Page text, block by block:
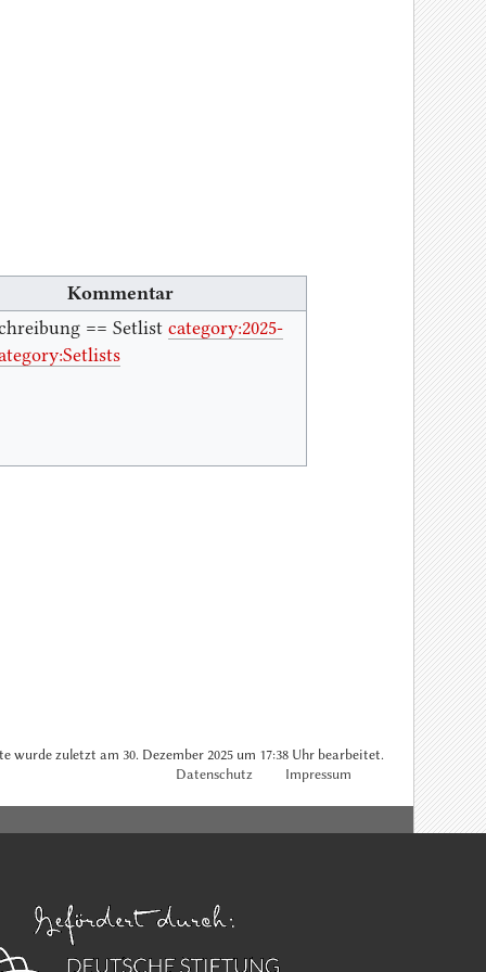
Kommentar
== Setlist category:2025-
wurde zuletzt am 30. Dezember 2025 um 17:38 Uhr bearbeitet.
Datenschutz
Impressum